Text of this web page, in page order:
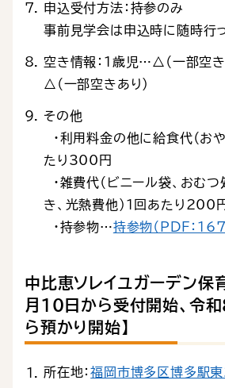
申込受付方法：持参のみ
事前見学会は申込時に随時行っ
空き情報：１歳児…△（一部空
△（一部空きあり）
その他
・利用料金の他に給食代（お
たり300円
・雑費代（ビニール袋、おむ
き、光熱費他）1回あたり200
・持参物…持参物（PDF：
中比恵ソレイユガーデン保
月10日から受付開始、令和
ら預かり開始】
所在地：福岡市博多区博多駅